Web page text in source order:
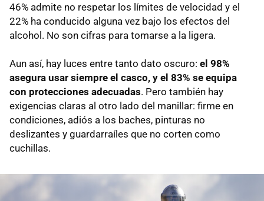
46% admite no respetar los límites de velocidad y el
22% ha conducido alguna vez bajo los efectos del
alcohol. No son cifras para tomarse a la ligera.
Aun así, hay luces entre tanto dato oscuro: el 98%
asegura usar siempre el casco, y el 83% se equipa
con protecciones adecuadas. Pero también hay
exigencias claras al otro lado del manillar: firme en
condiciones, adiós a los baches, pinturas no
deslizantes y guardarraíles que no corten como
cuchillas.